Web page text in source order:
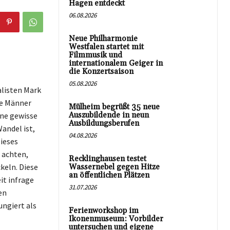
Mark
Männer
gewisse
ist,
Diese
infrage
als
Hagen entdeckt
06.08.2026
Neue Philharmonie
Westfalen startet mit
Filmmusik und
internationalem Geiger in
die Konzertsaison
05.08.2026
Mülheim begrüßt 35 neue
Auszubildende in neun
Ausbildungsberufen
04.08.2026
Recklinghausen testet
Wassernebel gegen Hitze
an öffentlichen Plätzen
31.07.2026
Ferienworkshop im
Ikonenmuseum: Vorbilder
untersuchen und eigene